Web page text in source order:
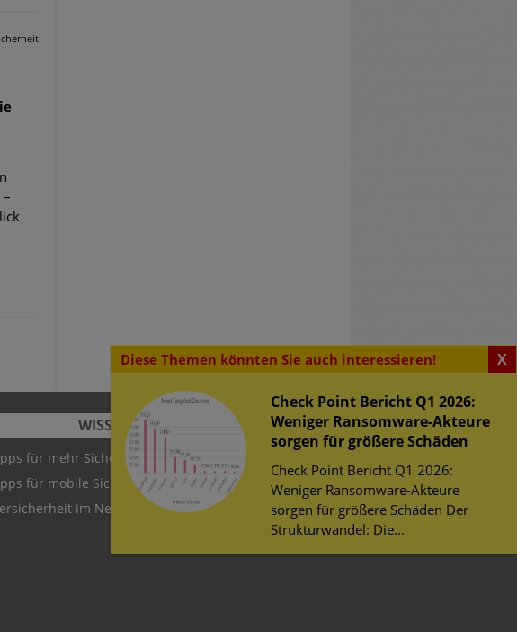
Diese Themen könnten Sie auch interessieren! X
Check Point Bericht Q1 2026:
Weniger Ransomware-Akteure
sorgen für größere Schäden
Check Point Bericht Q1 2026:
Weniger Ransomware-Akteure
sorgen für größere Schäden Der
Strukturwandel: Die...
Sicherheitsrisiken im
öffentlichen WLAN zur
Fußball-WM 2026
WISSENSWERTES
für mehr Sicherheit im Web
für mobile Sicherheit
im Netz